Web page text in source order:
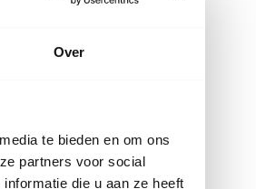
Over
te bieden en om ons
partners voor social
die u aan ze heeft
kunnen
geven als